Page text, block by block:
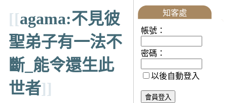
[[agama:不見彼
聖弟子有一法不
斷_能令還生此
世者]]
知客處
帳號：
密碼：
以後自動登入